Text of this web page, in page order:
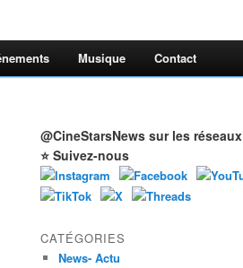
Musique Contact
@CineStarsNews sur les réseaux
⭐ Suivez-nous
CATÉGORIES
News- Actu